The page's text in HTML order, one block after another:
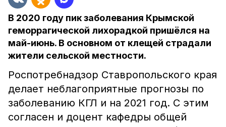
В 2020 году пик заболевания Крымской
геморрагической лихорадкой пришёлся на
май-июнь. В основном от клещей страдали
жители сельской местности.
Роспотребнадзор Ставропольского края
делает неблагоприятные прогнозы по
заболеванию КГЛ и на 2021 год. С этим
согласен и доцент кафедры общей